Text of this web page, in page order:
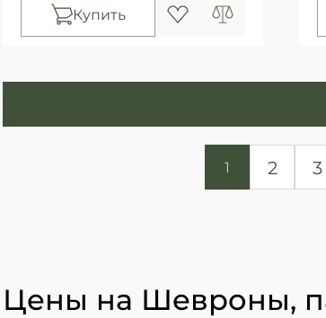
Купить
1 2 3
Цены на Шевроны,